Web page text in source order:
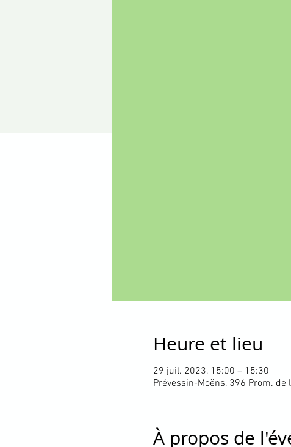
Heure et lieu
29 juil. 2023, 15:00 – 15:30
Prévessin-Moëns, 396 Prom.
À propos de